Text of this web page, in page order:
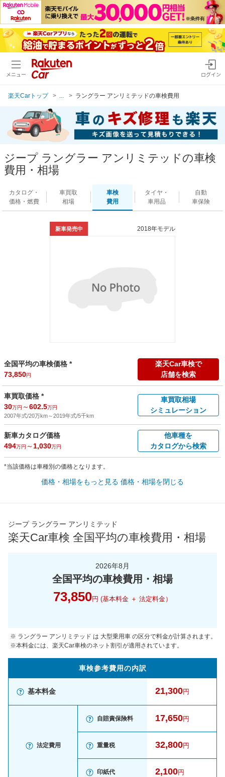
メニュー ログイン
楽天Carトップ ラングラー アンリミテッドの車検費用
ジープ ラングラー アンリミテッドの車検
費用・相場
カタログ・
価格・燃費
車買取
相場
車検
費用
タイヤ・
車用品
自動
車保険
新車発売中 2018年モデル
全国平均の車検価格 *
73,850円
楽天Car車検で
店舗を検索
車買取価格 *
30万円 ～602.5万円
2007年式/20万km～2019年式/5千km
車買取相場
シミュレーション
新車カタログ価格
494万円 ～ 1,030万円
他車種を
カタログから検索
*当該価格は車種別の価格となります。
価格・相場をもっと見る 価格・相場を閉じる
ジープ ラングラー アンリミテッド
楽天Car車検 全国平均の車検費用・相場
2026年8月
全国平均の車検費用・相場
73,850円 (基本料金 ＋ 法定料金）
※ ラングラー アンリミテッド は 大型乗用車 の区分で料金が計算されます。
※本料金には、楽天Car車検のネット割引が適用されています。
車検参考費用の内訳
基本料金 21,300円
法定費用
自賠責保険料 17,650円
重量税 32,800円
印紙代 2,100円